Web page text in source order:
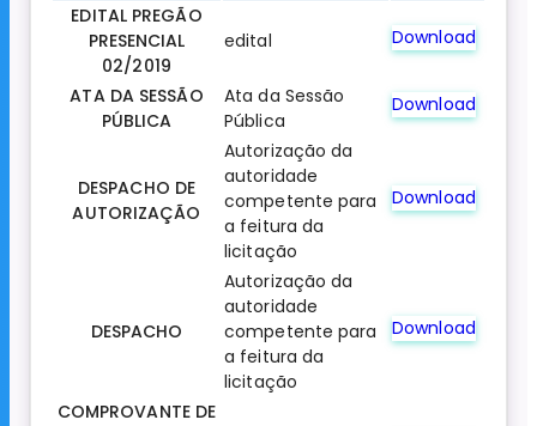
EDITAL PREGÃO
PRESENCIAL
02/2019
edital Download
ATA DA SESSÃO
PÚBLICA
Ata da Sessão
Pública
Download
DESPACHO DE
AUTORIZAÇÃO
Autorização da
autoridade
competente para
a feitura da
licitação
Download
DESPACHO
Autorização da
autoridade
competente para
a feitura da
licitação
Download
COMPROVANTE DE